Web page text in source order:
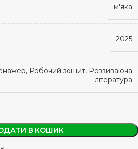
м'яка
2025
Робочий зошит, Розвиваюча
література
В КОШИК